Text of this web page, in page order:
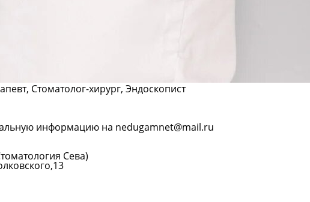
Стоматолог-хирург, Эндоскопист
информацию на nedugamnet@mail.ru
Сева)